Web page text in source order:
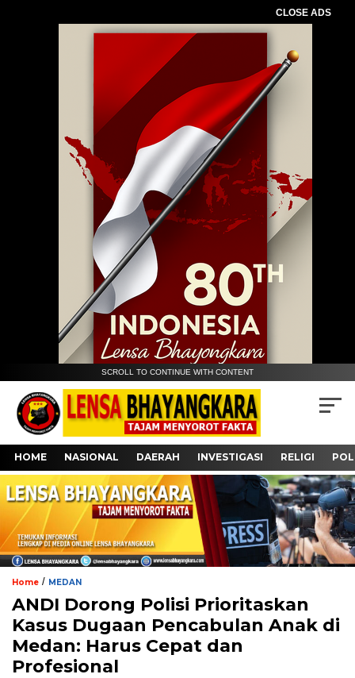
CLOSE ADS
SCROLL TO CONTINUE WITH CONTENT
HOME NASIONAL DAERAH INVESTIGASI RELIGI
Home / MEDAN
ANDI Dorong Polisi Prioritaskan
Kasus Dugaan Pencabulan Anak di
Medan: Harus Cepat dan
Profesional